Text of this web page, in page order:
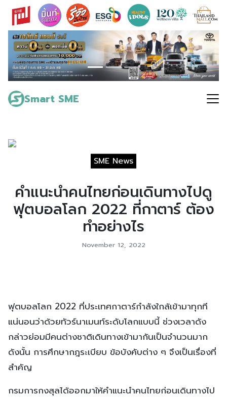
Skip
content
Smart SME
Search
for:
SME News
คำแนะนำคนไทยก่อนเดินทางไปดู
ฟุตบอลโลก 2022 ที่กาตาร์ ต้อง
ทำอย่างไร
November 12, 2022
ฟุตบอลโลก 2022 ที่ประเทศกาตาร์กำลังใกล้เข้ามาทุกที
แน่นอนว่าด้วยทัวร์นาเมนท์ระดับโลกแบบนี้ ช่วงเวลาดัง
กล่าวย่อมมีคนต่างชาติเดินทางเข้ามากันเป็นจำนวนมาก
ดังนั้น การศึกษากฎระเบียบ ข้อบังคับต่าง ๆ จึงเป็นเรื่องที่
สำคัญ
กรมการกงสุลได้ออกมาให้คำแนะนำคนไทยก่อนเดินทางไป